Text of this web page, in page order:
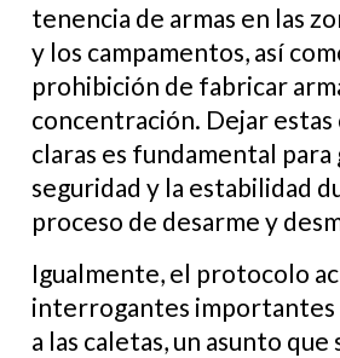
tenencia de armas en las
y los campamentos, así
prohibición de fabricar
concentración. Dejar estas
claras es fundamental para
seguridad y la estabilidad
proceso de desarme y
Igualmente, el protocolo
interrogantes importantes
a las caletas, un asunto que